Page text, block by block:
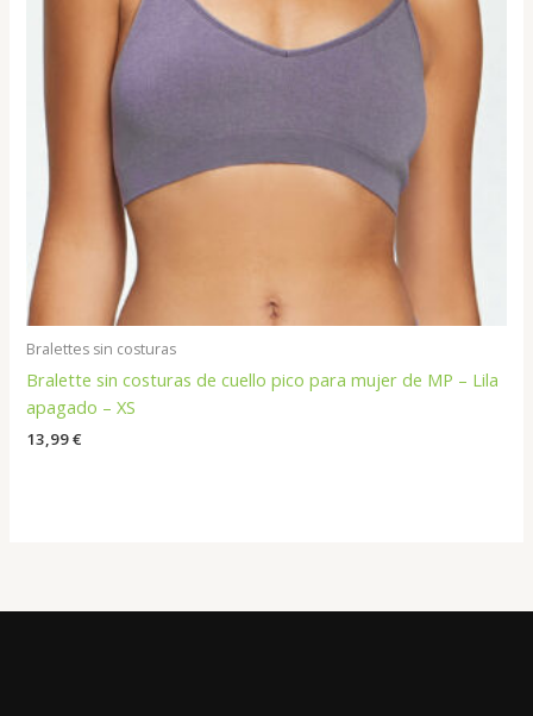
Bralettes sin costuras
Bralette sin costuras de cuello pico para mujer de MP – Lila
apagado – XS
13,99€